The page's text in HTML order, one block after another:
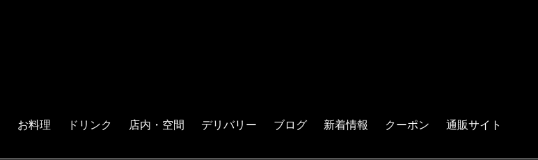
お料理 ドリンク 店内・空間 デリバリー ブログ 新着情報 クーポン 通販サイト